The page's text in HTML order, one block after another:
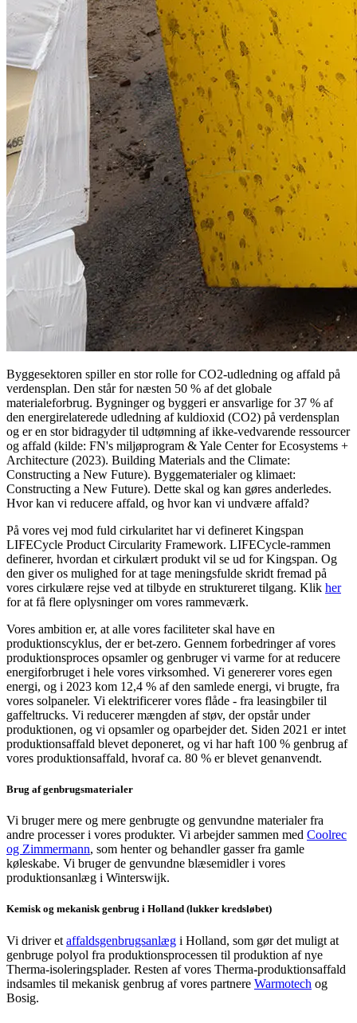
Byggesektoren spiller en stor rolle for CO2-udledning og affald på
verdensplan. Den står for næsten 50 % af det globale
materialeforbrug. Bygninger og byggeri er ansvarlige for 37 % af
den energirelaterede udledning af kuldioxid (CO2) på verdensplan
og er en stor bidragyder til udtømning af ikke-vedvarende ressourcer
og affald (kilde: FN's miljøprogram & Yale Center for Ecosystems +
Architecture (2023). Building Materials and the Climate:
Constructing a New Future). Byggematerialer og klimaet:
Constructing a New Future). Dette skal og kan gøres anderledes.
Hvor kan vi reducere affald, og hvor kan vi undvære affald?
På vores vej mod fuld cirkularitet har vi defineret Kingspan
LIFECycle Product Circularity Framework. LIFECycle-rammen
definerer, hvordan et cirkulært produkt vil se ud for Kingspan. Og
den giver os mulighed for at tage meningsfulde skridt fremad på
vores cirkulære rejse ved at tilbyde en struktureret tilgang. Klik her
for at få flere oplysninger om vores rammeværk.
Vores ambition er, at alle vores faciliteter skal have en
produktionscyklus, der er bet-zero. Gennem forbedringer af vores
produktionsproces opsamler og genbruger vi varme for at reducere
energiforbruget i hele vores virksomhed. Vi genererer vores egen
energi, og i 2023 kom 12,4 % af den samlede energi, vi brugte, fra
vores solpaneler. Vi elektrificerer vores flåde - fra leasingbiler til
gaffeltrucks. Vi reducerer mængden af støv, der opstår under
produktionen, og vi opsamler og oparbejder det. Siden 2021 er intet
produktionsaffald blevet deponeret, og vi har haft 100 % genbrug af
vores produktionsaffald, hvoraf ca. 80 % er blevet genanvendt.
Brug af genbrugsmaterialer
Vi bruger mere og mere genbrugte og genvundne materialer fra
andre processer i vores produkter. Vi arbejder sammen med Coolrec
og Zimmermann, som henter og behandler gasser fra gamle
køleskabe. Vi bruger de genvundne blæsemidler i vores
produktionsanlæg i Winterswijk.
Kemisk og mekanisk genbrug i Holland (lukker kredsløbet)
Vi driver et affaldsgenbrugsanlæg i Holland, som gør det muligt at
genbruge polyol fra produktionsprocessen til produktion af nye
Therma-isoleringsplader. Resten af vores Therma-produktionsaffald
indsamles til mekanisk genbrug af vores partnere Warmotech og
Bosig.